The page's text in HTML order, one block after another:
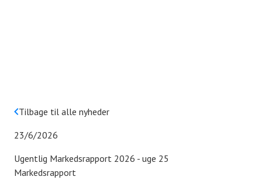
Tilbage til alle nyheder
23/6/2026
Ugentlig Markedsrapport 2026 - uge 25
Markedsrapport